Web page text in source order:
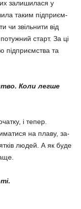
залишилася у
таким підпри­єм­
чи звільнити від
старт. За ці
підприємства та
Коли легше
і тепер.
на плаву, за­
людей. А як буде